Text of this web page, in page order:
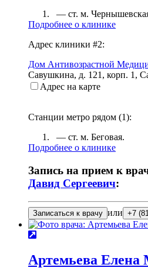
— ст. м.
Подробнее о клинике
Адрес клиники #2:
Дом Антивозрастной
Савушкина, д. 121, корп. 1 ,
Адрес на карте
Станции метро рядом (1):
— ст. м. Беговая.
Подробнее о клинике
Запись на прием к
Давид Сергеевич:
Записаться к врачу или +7
Артемьева Елена